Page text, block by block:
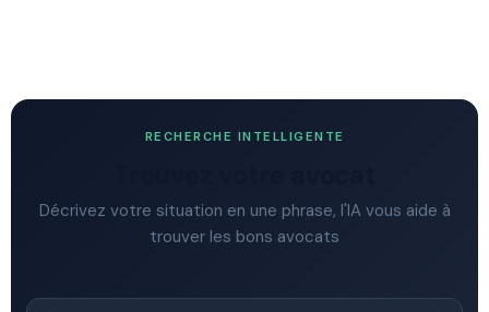
RECHERCHE INTELLIGENTE
Décrivez votre situation en une phrase, l'IA vous aide à
trouver les bons avocats